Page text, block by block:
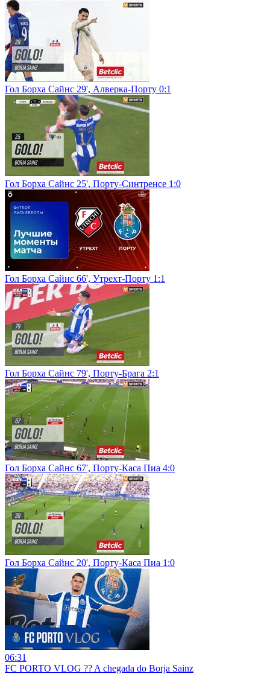
Гол Борха Сайнс 29', Алверка-Порту 0:1
Гол Борха Сайнс 25', Порту-Синтренсе 1:0
Гол Борха Сайнс 66', Утрехт-Порту 1:1
Гол Борха Сайнс 79', Порту-Брага 2:1
Гол Борха Сайнс 67', Порту-Каса Пиа 4:0
Гол Борха Сайнс 20', Порту-Каса Пиа 1:0
06:31
FC PORTO VLOG ?? A chegada do Borja Sainz